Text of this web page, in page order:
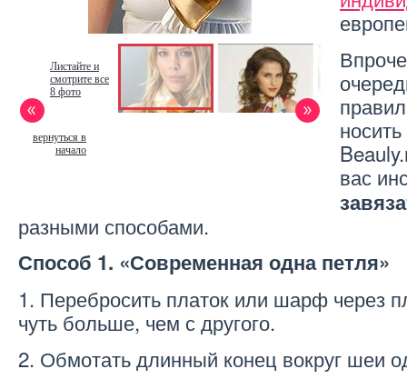
Листайте и
смотрите все
8 фото
вернуться в
начало
вас
разными способами.
Способ 1. «Современная одна петля»
1. Перебросить платок или шарф через
чуть больше, чем с другого.
2. Обмотать длинный конец вокруг шеи